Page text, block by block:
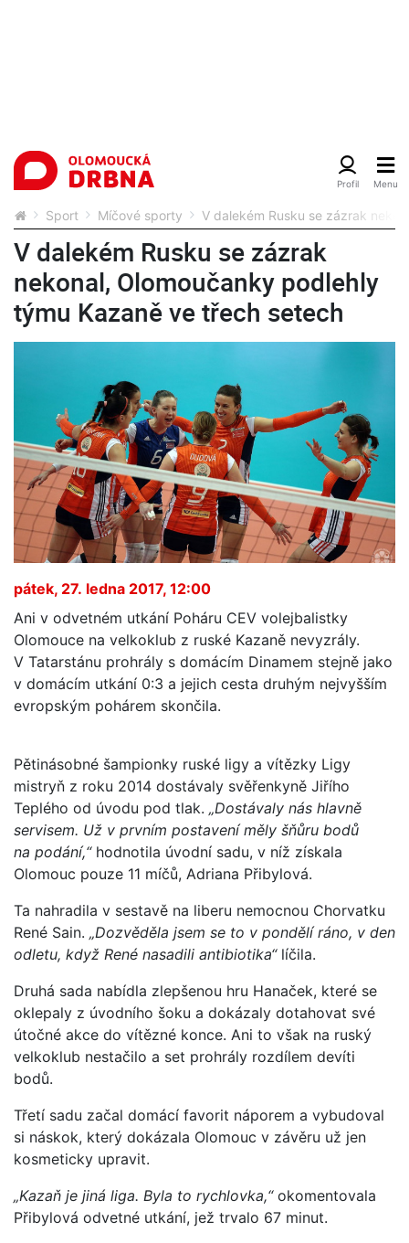
Sport Míčové sporty V dalekém Rusku se zázrak
V dalekém Rusku se zázrak
nekonal, Olomoučanky podlehly
týmu Kazaně ve třech setech
pátek, 27. ledna 2017, 12:00
Ani v odvetném utkání Poháru CEV volejbalistky
Olomouce na velkoklub z ruské Kazaně nevyzrály.
V Tatarstánu prohrály s domácím Dinamem stejně jako
v domácím utkání 0:3 a jejich cesta druhým nejvyšším
evropským pohárem skončila.
Pětinásobné šampionky ruské ligy a vítězky Ligy
mistryň z roku 2014 dostávaly svěřenkyně Jiřího
Teplého od úvodu pod tlak. „Dostávaly nás hlavně
servisem. Už v prvním postavení měly šňůru bodů
na podání,“hodnotila úvodní sadu, v níž získala
Olomouc pouze 11 míčů, Adriana Přibylová.
Ta nahradila v sestavě na liberu nemocnou Chorvatku
René Sain. „Dozvěděla jsem se to v pondělí ráno, v den
odletu, když René nasadili antibiotika“líčila.
Druhá sada nabídla zlepšenou hru Hanaček, které se
oklepaly z úvodního šoku a dokázaly dotahovat své
útočné akce do vítězné konce. Ani to však na ruský
velkoklub nestačilo a set prohrály rozdílem devíti
bodů.
Třetí sadu začal domácí favorit náporem a vybudoval
si náskok, který dokázala Olomouc v závěru už jen
kosmeticky upravit.
„Kazaň je jiná liga. Byla to rychlovka,“okomentovala
Přibylová odvetné utkání, jež trvalo 67 minut.